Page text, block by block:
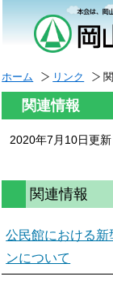
ホーム リンク
関連情報
2020年7月10日更新
関連情報
公民館における新
ンについて